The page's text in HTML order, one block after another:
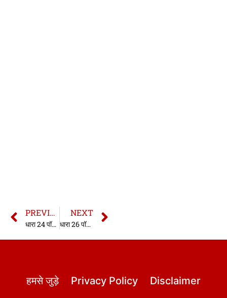
PREVIOUS
धारा 24 पॉक्सो एक्ट | 24 Pocso Act in hindi
NEXT
धारा 26 पॉक्सो एक्ट | 26 Pocso Act in hindi
हमसे जुड़े Privacy Policy
Disclaimer